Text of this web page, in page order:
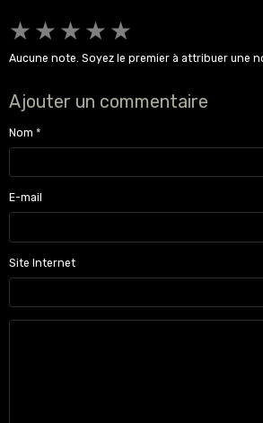
★ ★ ★ ★ ★
Aucune note. Soyez le premier à attribuer une
Ajouter un commentaire
Nom
E-mail
Site Internet